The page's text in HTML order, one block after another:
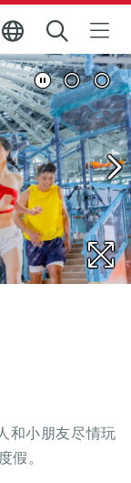
和小朋友尽情玩
。